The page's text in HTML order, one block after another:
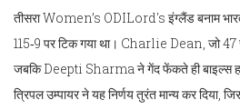
तीसराWomen’s ODILord's इंग्लैंड बनाम
115‑9 पर टिक गया था। Charlie Dean, जो 47
जबकिDeepti Sharmaने गेंद फेंकते ही बाइल्स
त्रिपल उम्पायर ने यह निर्णय तुरंत मान्य कर